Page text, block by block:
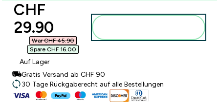
discounted price
CHF
29.90‎
War CHF 45.90‎
Spare CHF 16.00‎
Auf Lager
Gratis Versand ab CHF 90
30 Tage Rückgaberecht auf alle Bestellungen